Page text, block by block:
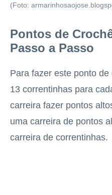
(Foto:
Pontos de
Passo a Passo
Para fazer este ponto
13 correntinhas para
carreira fazer pontos
uma carreira de pontos
carreira de correntinhas.